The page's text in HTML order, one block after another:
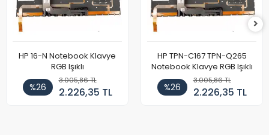
HP 16-N Notebook Klavye
RGB Işıklı
%26
3.005,86 TL
2.226,35 TL
HP TPN-C167 TPN-Q265
Notebook Klavye RGB Işıklı
%26
3.005,86 TL
2.226,35 TL